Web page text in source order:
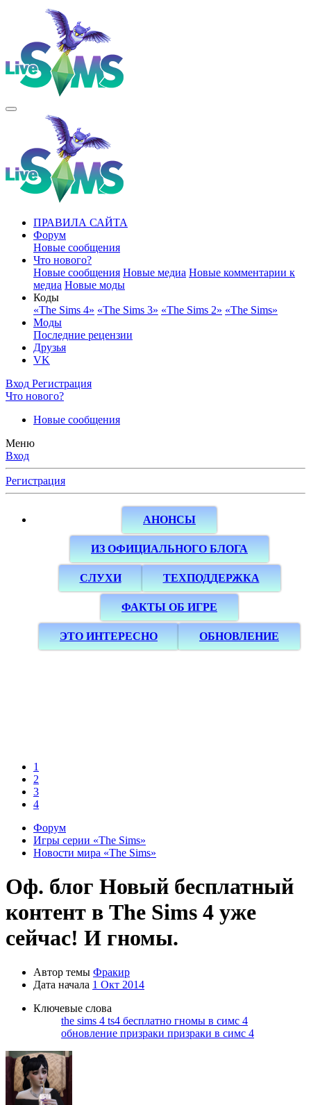
ПРАВИЛА САЙТА
Форум
Новые сообщения
Что нового?
Новые сообщения Новые медиа Новые комментарии к
медиа Новые моды
Коды
«The Sims 4» «The Sims 3» «The Sims 2» «The Sims»
Моды
Последние рецензии
Друзья
VK
Вход Регистрация
Что нового?
Новые сообщения
Меню
Вход
Регистрация
АНОНСЫ
ИЗ ОФИЦИАЛЬНОГО БЛОГА
СЛУХИ ТЕХПОДДЕРЖКА
ФАКТЫ ОБ ИГРЕ
ЭТО ИНТЕРЕСНО ОБНОВЛЕНИЕ
1
2
3
4
Форум
Игры серии «The Sims»
Новости мира «The Sims»
Оф. блог Новый бесплатный
контент в The Sims 4 уже
сейчас! И гномы.
Автор темы Фракир
Дата начала 1 Окт 2014
Ключевые слова
the sims 4 ts4 бесплатно гномы в симс 4
обновление призраки призраки в симс 4